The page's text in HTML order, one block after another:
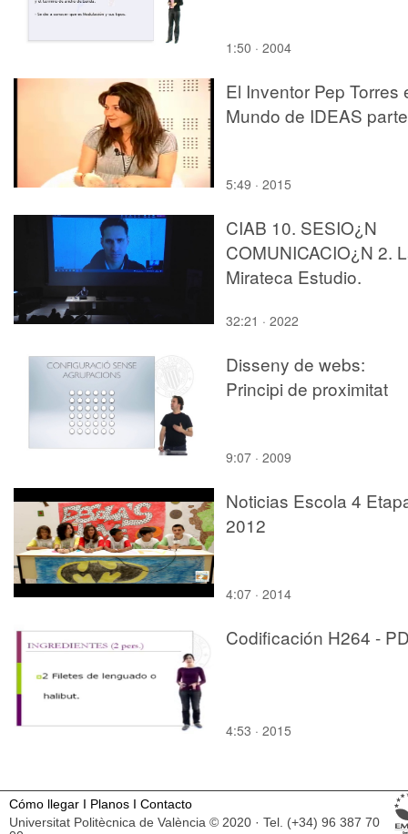
1:50 · 2004
El Inventor Pep Torres
Mundo de IDEAS
5:49 · 2015
CIAB 10. SESIO¿N
COMUNICACIO¿N 2.
Mirateca Estudio.
32:21 · 2022
Disseny de webs:
Principi de proximitat
9:07 · 2009
Noticias Escola 4
2012
4:07 · 2014
Codificación H264 -
4:53 · 2015
Cómo llegar I Planos I Contacto
Universitat Politècnica de València © 2020 · Tel. (+34) 96 387 70